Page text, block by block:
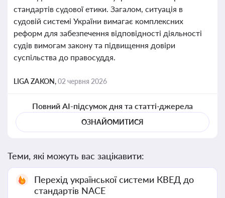
стандартів судової етики. Загалом, ситуація в
судовій системі України вимагає комплексних
реформ для забезпечення відповідності діяльності
судів вимогам закону та підвищення довіри
суспільства до правосуддя.
LIGA ZAKON,02 червня 2026
Повний AI-підсумок дня та статті-джерела
ОЗНАЙОМИТИСЯ
Теми, які можуть вас зацікавити:
Перехід української системи КВЕД до
стандартів NACE